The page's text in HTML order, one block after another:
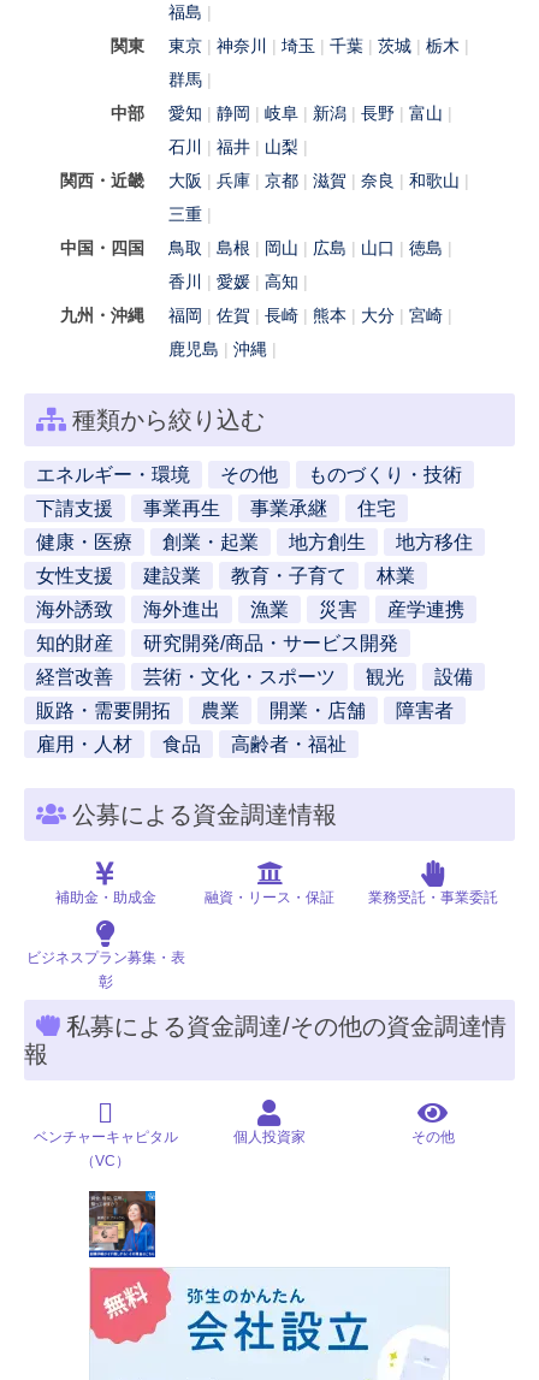
福島
関東
東京 神奈川 埼玉 千葉 茨城
栃木
群馬
中部
愛知 静岡 岐阜 新潟 長野
富山
石川
福井
山梨
関西・近畿
大阪 兵庫 京都 滋賀 奈良
和歌山
三重
中国・四国
鳥取 島根 岡山 広島 山口
徳島
香川
愛媛
高知
九州・沖縄
福岡 佐賀 長崎 熊本 大分
宮崎
鹿児島
沖縄
種類から絞り込む
エネルギー・環境 その他
ものづくり・技術
下請支援
事業再生 事業承継
住宅
健康・医療
創業・起業 地方創生
地方移住
女性支援
建設業 教育・子育て
林業
海外誘致
海外進出 漁業 災害
産学連携
知的財産
研究開発/商品・サービス開発
経営改善
芸術・文化・スポーツ 観光
設備
販路・需要開拓
農業 開業・店舗
障害者
雇用・人材
食品 高齢者・福祉
公募による資金調達情報
補助金・助成金 融資・リース・保証 業務受託・事業委託
ビジネスプラン募集・表
彰
私募による資金調達/その他の資金調達情
報
ベンチャーキャピタル
（VC）
個人投資家 その他